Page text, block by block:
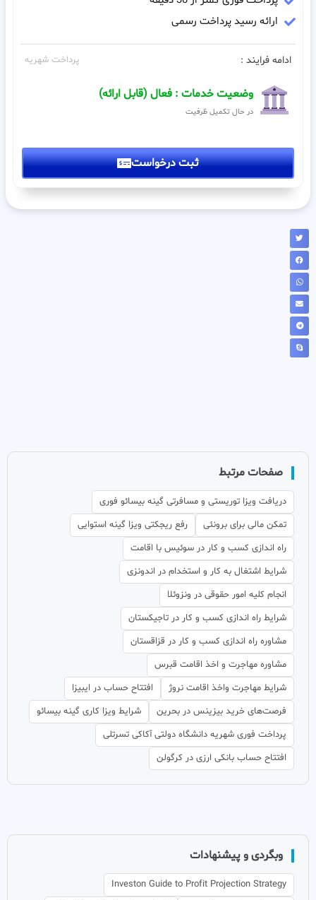
ارائه رسید پرداخت رسمی
ادامه فرایند : پرداخت شهریه
وضعیت خدمات : فعال (قابل ارائه)
در حال تکمیل ظرفیت
ثبت درخواست
صفحات مرتبط
دریافت ویزا توریستی و مسافرتی گینه بیسائو فوری
تمکن مالی برای برونئی
رفع ریجکتی ویزا گینه استوایی
راه اندازی کسب و کار در سوئیس با اقامت
شرایط اشتغال به کار و استخدام در اندونزی
انجام کلیه امور حقوقی در ونزوئلا
شرایط راه اندازی کسب و کار در تاجیکستان
مشاوره راه اندازی کسب و کار در قزاقستان
مشاوره مهاجرت و اخذ اقامت قبرس
شرایط مهاجرت واخذ اقامت نروژ
افتتاح حساب در ایبیزا
فرصت‌های خرید بیزینس در بحرین
شرایط ویزا کاری گینه بیسائو
پرداخت فوری شهریه دانشگاه دولتی آکاکی تسرتلی
افتتاح حساب بانکی ارزی در کرگولن
وبگردی و پیشنهادات
Investon Guide to Profit Projection Strategy